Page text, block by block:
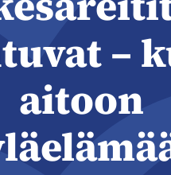
–
aitoon